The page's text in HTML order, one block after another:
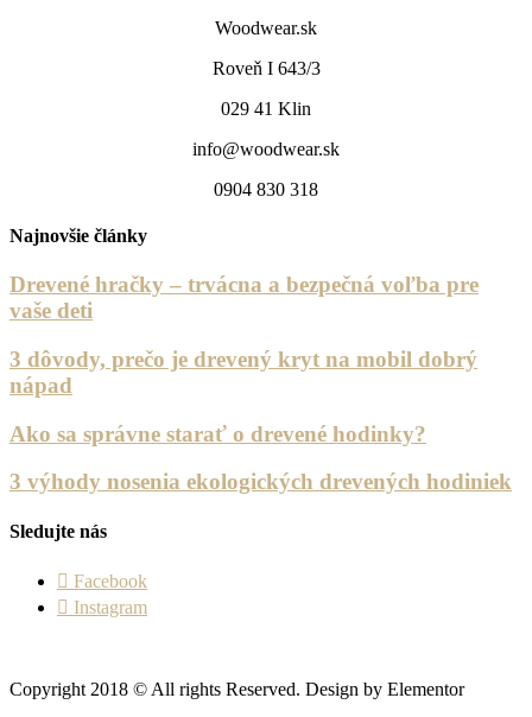
Woodwear.sk
Roveň I 643/3
029 41 Klin
info@woodwear.sk
0904 830 318
Najnovšie články
Drevené hračky – trvácna a bezpečná voľba pre
vaše deti
3 dôvody, prečo je drevený kryt na mobil dobrý
nápad
Ako sa správne starať o drevené hodinky?
3 výhody nosenia ekologických drevených hodiniek
Sledujte nás
Facebook
Instagram
Copyright 2018 © All rights Reserved. Design by Elementor